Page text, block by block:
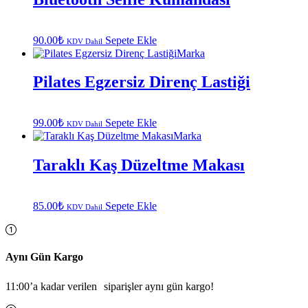
90.00₺ KDV Dahil Sepete Ekle
Marka
Pilates Egzersiz Direnç Lastiği
99.00₺ KDV Dahil Sepete Ekle
Marka
Taraklı Kaş Düzeltme Makası
85.00₺ KDV Dahil Sepete Ekle
Aynı Gün Kargo
11:00’a kadar verilen siparişler aynı gün kargo!